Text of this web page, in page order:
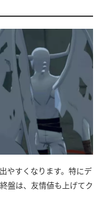
やすくなります。特にデ
盤は、友情値も上げてク